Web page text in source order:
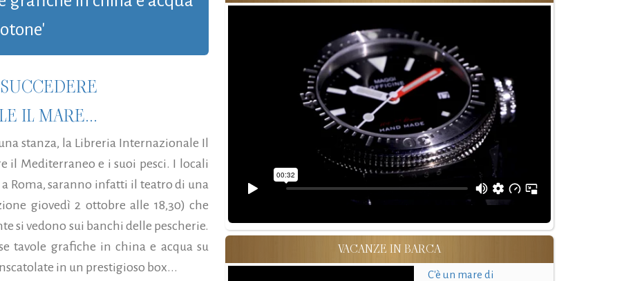
IL MARE...
stanza, la Libreria Internazionale Il
il Mediterraneo e i suoi pesci. I locali
Roma, saranno infatti il teatro di una
giovedì 2 ottobre alle 18,30) che
si vedono sui banchi delle pescherie.
tavole grafiche in china e acqua su
in un prestigioso box...
VACANZE IN BARCA
C'è un mare di